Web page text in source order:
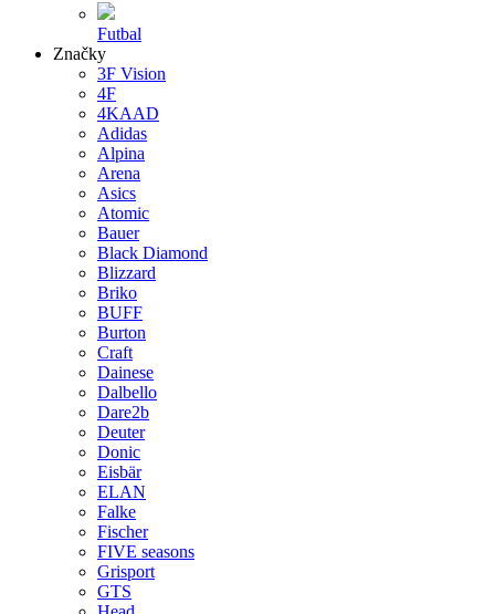
Futbal
Značky
3F Vision
4F
4KAAD
Adidas
Alpina
Arena
Asics
Atomic
Bauer
Black Diamond
Blizzard
Briko
BUFF
Burton
Craft
Dainese
Dalbello
Dare2b
Deuter
Donic
Eisbär
ELAN
Falke
Fischer
FIVE seasons
Grisport
GTS